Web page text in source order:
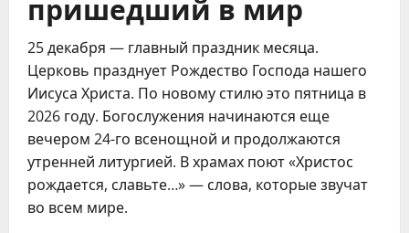
25 декабря — главный праздник месяца.
Церковь празднует Рождество Господа нашего
Иисуса Христа. По новому стилю это пятница в
2026 году. Богослужения начинаются еще
вечером 24-го всенощной и продолжаются
утренней литургией. В храмах поют «Христос
рождается, славьте…» — слова, которые звучат
во всем мире.